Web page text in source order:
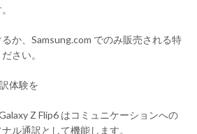
か、Samsung.com でのみ販売される特
さい。
体験を
Z Flip6 はコミュニケーションへの
ル通訳として機能します。